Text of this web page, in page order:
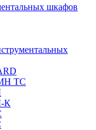
шкафов
ТС
К